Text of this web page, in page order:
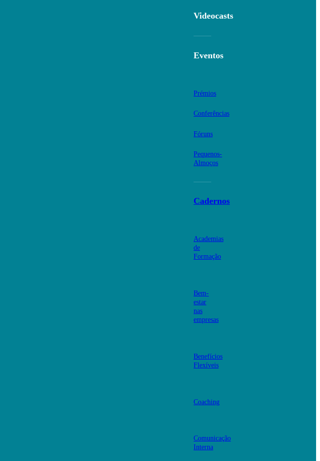
Videocasts
Eventos
Prémios
Conferências
Fóruns
Pequenos-
Almoços
Cadernos
Academias
de
Formação
Bem-
estar
nas
empresas
Benefícios
Flexíveis
Coaching
Comunicação
Interna